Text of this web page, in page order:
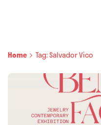
Home Tag: Salvador Vico